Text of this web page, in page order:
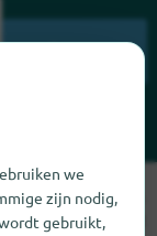
niet vinden.
is, zouden we het
we
zijn nodig,
gebruikt,